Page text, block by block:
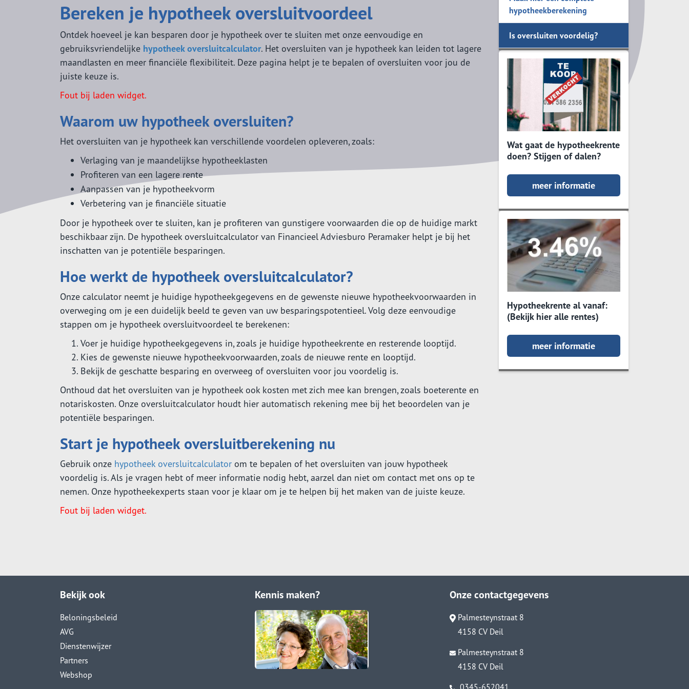
Peramaker administratie
Maatschappelijk Verantwoord
Ondernemen
8 Tips
Wat moet ik doen voor mijn
Bereken je hypotheek oversluitvoordeel
Ontdek hoeveel je kan besparen door je hypotheek over te sluiten met onze eenvoudige en
gebruiksvriendelijke hypotheek oversluitcalculator. Het oversluiten van je hypotheek kan leiden tot lagere
maandlasten en meer financiële flexibiliteit. Deze pagina helpt je te bepalen of oversluiten voor jou de
juiste keuze is.
Fout bij laden widget.
Waarom uw hypotheek oversluiten?
Het oversluiten van je hypotheek kan verschillende voordelen opleveren, zoals:
Verlaging van je maandelijkse hypotheeklasten
Profiteren van een lagere rente
Aanpassen van je hypotheekvorm
Verbetering van je financiële situatie
Door je hypotheek over te sluiten, kan je profiteren van gunstigere voorwaarden die op de huidige markt
beschikbaar zijn. De hypotheek oversluitcalculator van Financieel Adviesburo Peramaker helpt je bij het
inschatten van je potentiële besparingen.
Hoe werkt de hypotheek oversluitcalculator?
Onze calculator neemt je huidige hypotheekgegevens en de gewenste nieuwe hypotheekvoorwaarden in
overweging om je een duidelijk beeld te geven van uw besparingspotentieel. Volg deze eenvoudige
stappen om je hypotheek oversluitvoordeel te berekenen:
Voer je huidige hypotheekgegevens in, zoals je huidige hypotheekrente en resterende looptijd.
Kies de gewenste nieuwe hypotheekvoorwaarden, zoals de nieuwe rente en looptijd.
Bekijk de geschatte besparing en overweeg of oversluiten voor jou voordelig is.
Onthoud dat het oversluiten van je hypotheek ook kosten met zich mee kan brengen, zoals boeterente en
notariskosten. Onze oversluitcalculator houdt hier automatisch rekening mee bij het beoordelen van je
potentiële besparingen.
Start je hypotheek oversluitberekening nu
Gebruik onze hypotheek oversluitcalculator om te bepalen of het oversluiten van jouw hypotheek
voordelig is. Als je vragen hebt of meer informatie nodig hebt, aarzel dan niet om contact met ons op te
nemen. Onze hypotheekexperts staan voor je klaar om je te helpen bij het maken van de juiste keuze.
Fout bij laden widget.
hypotheekberekening
Is oversluiten voordelig?
Wat gaat de hypotheekrente
doen? Stijgen of dalen?
meer informatie
Hypotheekrente al vanaf:
(Bekijk hier alle rentes)
meer informatie
Bekijk ook
Beloningsbeleid
AVG
Dienstenwijzer
Partners
Webshop
Kennis maken? Onze contactgegevens
Palmesteynstraat 8
4158 CV Deil
Palmesteynstraat 8
4158 CV Deil
0345-652041